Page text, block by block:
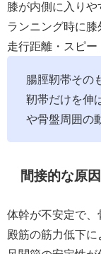
膝が内側に入りや
ランニング時に
走行距離・スピ
腸脛靭帯その
靭帯だけを伸
や骨盤周囲の
間接的な原因
体幹が不安定で、
殿筋の筋力低下に